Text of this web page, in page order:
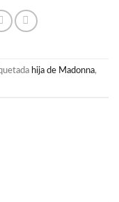
hija de Madonna,